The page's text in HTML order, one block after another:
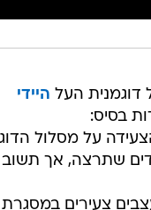
העל היידי
בסיס: